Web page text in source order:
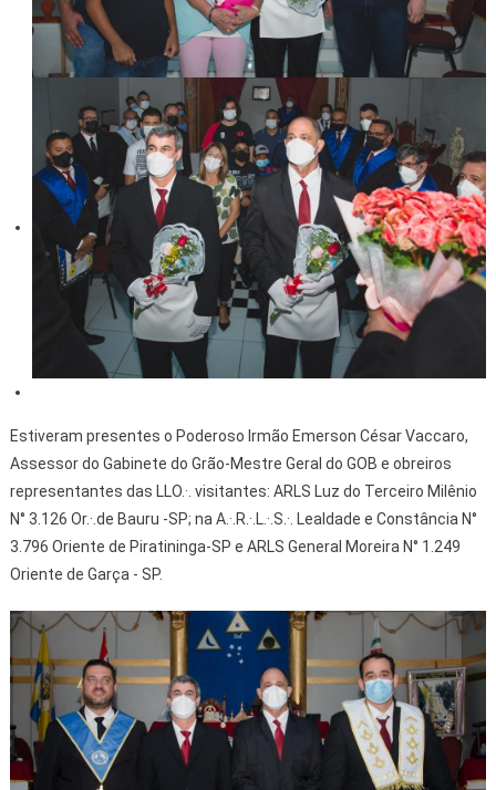
Estiveram presentes o Poderoso Irmão Emerson César Vaccaro,
Assessor do Gabinete do Grão-Mestre Geral do GOB e obreiros
representantes das LLO.·. visitantes: ARLS Luz do Terceiro Milênio
N° 3.126 Or.·.de Bauru -SP; na A.·.R.·.L.·.S.·. Lealdade e Constância N°
3.796 Oriente de Piratininga-SP e ARLS General Moreira N° 1.249
Oriente de Garça - SP.